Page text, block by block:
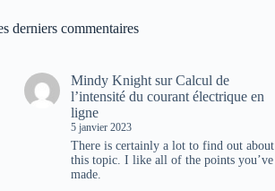
derniers commentaires
Mindy Knight surCalcul de
l’intensité du courant électrique en
ligne
5 janvier 2023
There is certainly a lot to find out about
this topic. I like all of the points you’ve
made.